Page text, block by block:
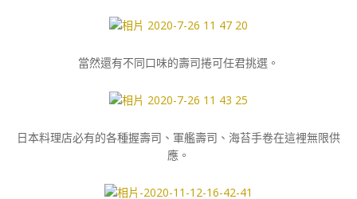
當然還有不同口味的壽司捲可任君挑選。
日本料理店必有的各種握壽司、軍艦壽司、海苔手卷在這裡無限供
應。